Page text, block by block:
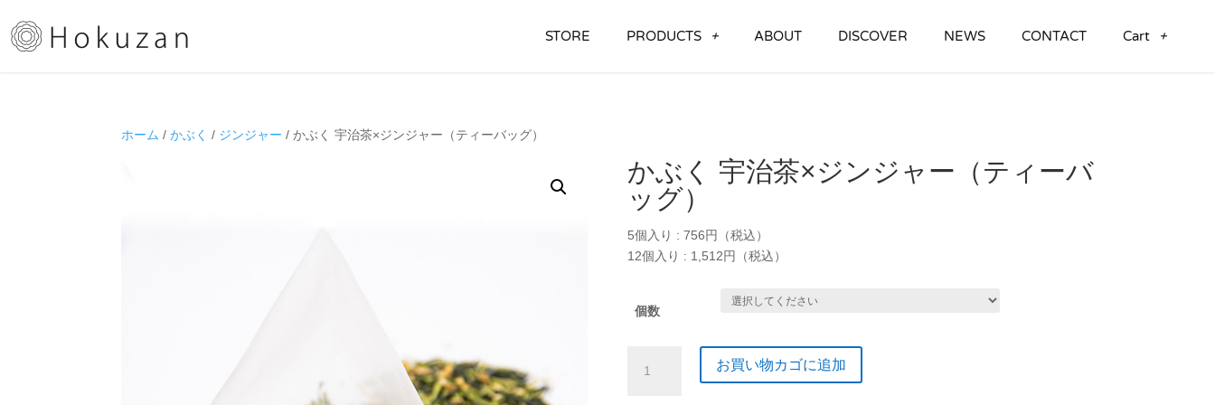
STORE PRODUCTS ABOUT DISCOVER NEWS CONTACT Cart
ホーム /かぶく / ジンジャー / かぶく 宇治茶×ジンジャー（ティーバッグ）
かぶく 宇治茶×ジンジャー（ティーバ
ッグ）
5個入り : 756円（税込）
12個入り : 1,512円（税込）
個数
お買い物カゴに追加